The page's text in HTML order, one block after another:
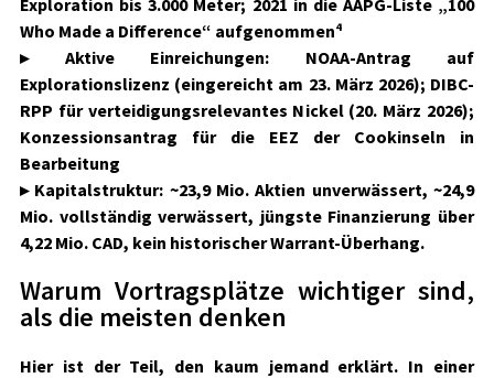
Exploration bis 3.000 Meter; 2021 in die AAPG-Liste „100
Who Made a Difference“ aufgenommen⁴
▸ Aktive Einreichungen: NOAA-Antrag auf
Explorationslizenz (eingereicht am 23. März 2026); DIBC-
RPP für verteidigungsrelevantes Nickel (20. März 2026);
Konzessionsantrag für die EEZ der Cookinseln in
Bearbeitung
▸ Kapitalstruktur: ~23,9 Mio. Aktien unverwässert, ~24,9
Mio. vollständig verwässert, jüngste Finanzierung über
4,22 Mio. CAD, kein historischer Warrant-Überhang.
Warum Vortragsplätze wichtiger sind,
als die meisten denken
Hier ist der Teil, den kaum jemand erklärt. In einer